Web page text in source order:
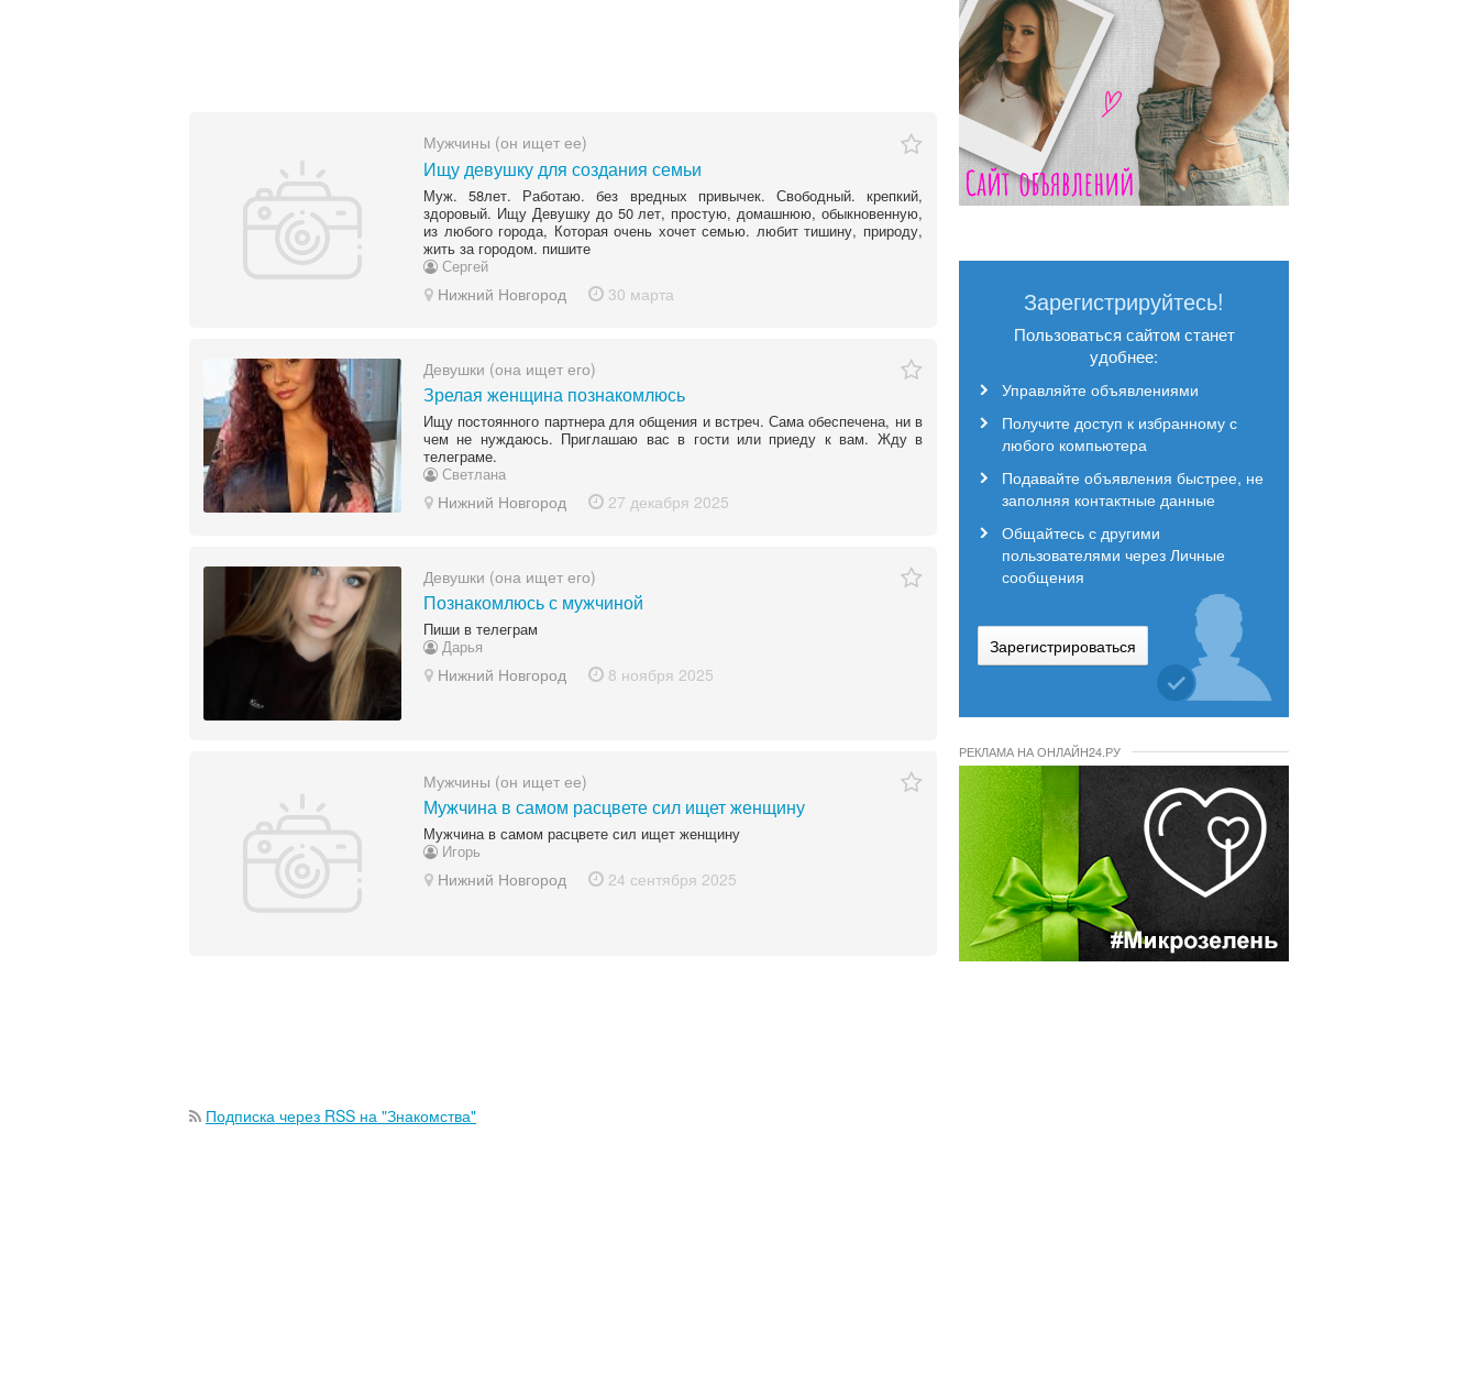
Мужчины (он ищет ее)
Ищу девушку для создания семьи
Муж. 58лет. Работаю. без вредных привычек. Свободный. крепкий,
здоровый. Ищу Девушку до 50 лет, простую, домашнюю, обыкновенную,
из любого города, Которая очень хочет семью. любит тишину, природу,
жить за городом. пишите
Сергей
Нижний Новгород 30 марта
Девушки (она ищет его)
Зрелая женщина познакомлюсь
Ищу постоянного партнера для общения и встреч. Сама обеспечена, ни в
чем не нуждаюсь. Приглашаю вас в гости или приеду к вам. Жду в
телеграме.
Светлана
Нижний Новгород 27 декабря 2025
Девушки (она ищет его)
Познакомлюсь с мужчиной
Пиши в телеграм
Дарья
Нижний Новгород 8 ноября 2025
Мужчины (он ищет ее)
Мужчина в самом расцвете сил ищет женщину
Мужчина в самом расцвете сил ищет женщину
Игорь
Нижний Новгород 24 сентября 2025
Подписка через RSS на "Знакомства"
Зарегистрируйтесь!
Пользоваться сайтом станет
удобнее:
Управляйте объявлениями
Получите доступ к избранному с
любого компьютера
Подавайте объявления быстрее, не
заполняя контактные данные
Общайтесь с другими
пользователями через Личные
сообщения
Зарегистрироваться
РЕКЛАМА НА ОНЛАЙН24.РУ